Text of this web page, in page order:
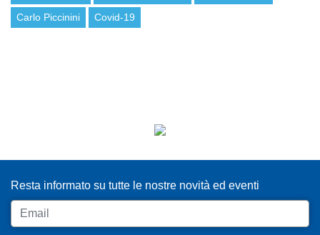
Carlo Piccinini Covid-19
Resta informato su tutte le nostre novità ed eventi
Email